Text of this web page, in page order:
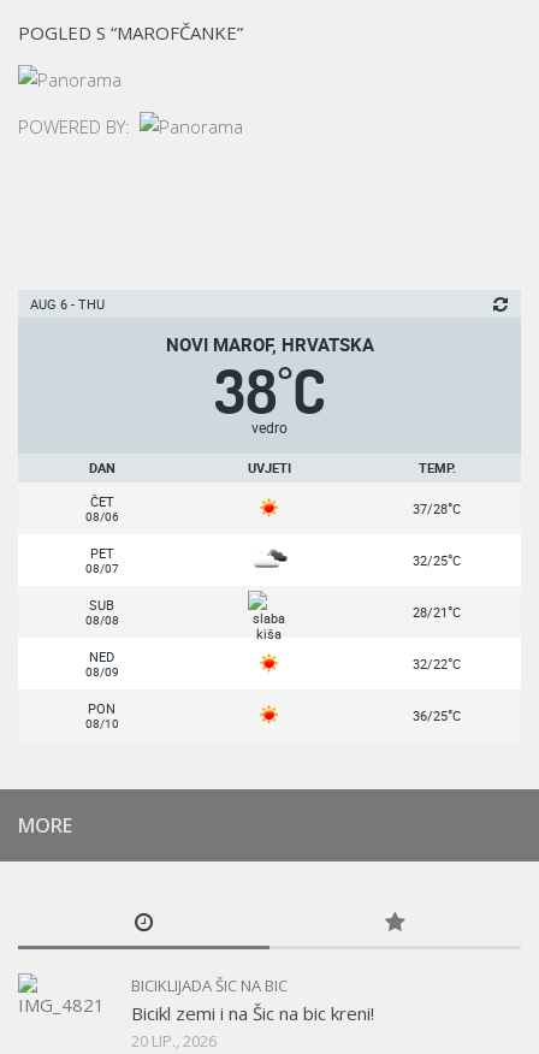
POGLED S “MAROFČANKE”
POWERED BY:
AUG 6 - THU
NOVI MAROF, HRVATSKA
38°C
vedro
DAN UVJETI
TEMP.
ČET
08/06 37/28°C
PET
08/07 32/25°C
SUB
08/08 28/21°C
NED
08/09 32/22°C
PON
08/10 36/25°C
MORE
BICIKLIJADA ŠIC NA BIC
Bicikl zemi i na Šic na bic kreni!
20 LIP., 2026